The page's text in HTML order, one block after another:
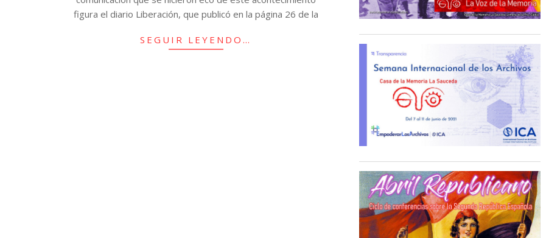
figura el diario Liberación, que publicó en la página 26 de la
SEGUIR LEYENDO…